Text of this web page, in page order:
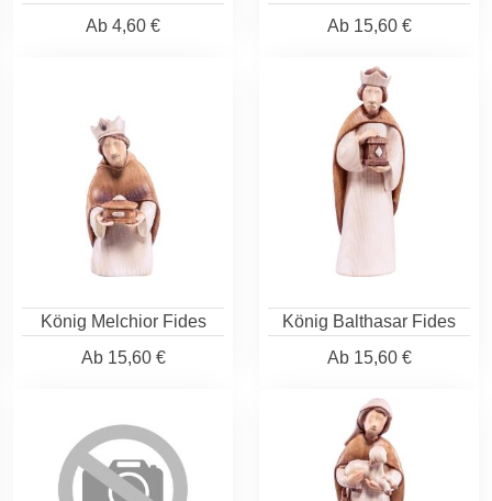
Ab 4,60 €
Ab15,60 €
König Melchior Fides
Ab15,60 €
König Balthasar Fides
Ab15,60 €